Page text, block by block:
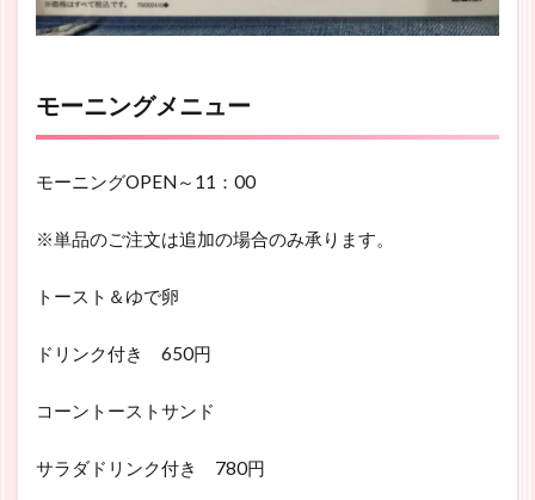
モーニングメニュー
モーニングOPEN～11：00
※単品のご注文は追加の場合のみ承ります。
トースト＆ゆで卵
ドリンク付き 650円
コーントーストサンド
サラダドリンク付き 780円